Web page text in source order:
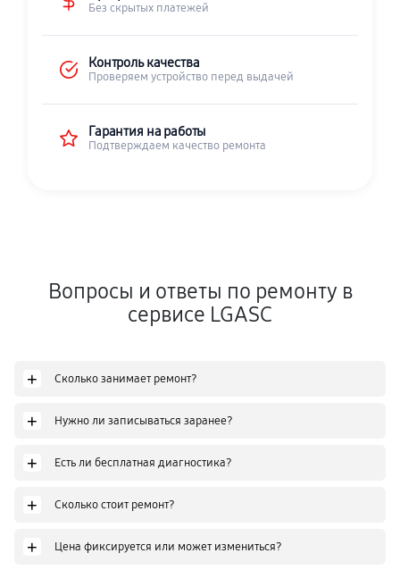
Без скрытых платежей
Контроль качества
Проверяем устройство перед выдачей
Гарантия на работы
Подтверждаем качество ремонта
Вопросы и ответы по ремонту в
сервисе LGASC
+ Сколько занимает ремонт?
+ Нужно ли записываться заранее?
+ Есть ли бесплатная диагностика?
+ Сколько стоит ремонт?
+ Цена фиксируется или может измениться?